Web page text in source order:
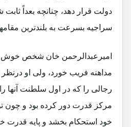
دولت قرار دهد، چنانچه بعداً ثابت
سراجیه بسرعت به بلندترین
امیرعبدالرحمن خان شخص خوش
مداهنه فریب خورد، ولی او
رجالی را که در اول سلطنت آنها
مرکز قدرت دور کرده بود و چون
خود استحکام بخشد و پایه قدرت